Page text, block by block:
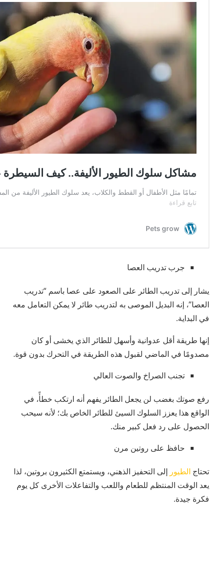
جرب تدريب العصا
يشار إلى تدريب الطائر على الصعود على عصا باسم “تدريب
العصا”، إنه البديل الموصى به لتدريب طائر لا يمكن التعامل معه
في البداية.
إنها طريقة أقل عدوانية وأسهل للطائر الذي يخشى أو كان
مصدومًا في الماضي لقبول هذه الطريقة في التحرك بدون قوة.
تجنب الصراخ والصوت العالي
رفع صوتك بغضب لن يجعل الطائر يفهم أنه ارتكب خطأً، في
الواقع هذا يعزز السلوك السيئ للطائر الخاص بك؛ لأنه سيحب
الحصول على رد فعل كبير منك.
حافظ على روتين مرن
تحتاج الطيور إلى التحفيز الذهني، ويستمتع الكثيرون بروتين، لذا
يعد الوقت المنتظم للطعام واللعب والتفاعلات الأخرى كل يوم
فكرة جيدة.